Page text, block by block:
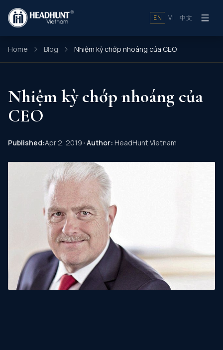
EN VI 中文
Home Blog Nhiệm kỳ chớp nhoáng của CEO
Nhiệm kỳ chớp nhoáng của
CEO
Published:Apr 2, 2019 •Author: HeadHunt Vietnam